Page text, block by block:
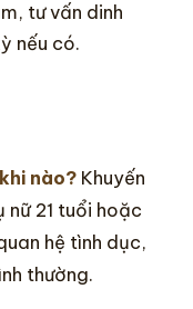
tư vấn dinh
nếu có.
nào? Khuyến
nữ 21 tuổi hoặc
hệ tình dục,
thường.